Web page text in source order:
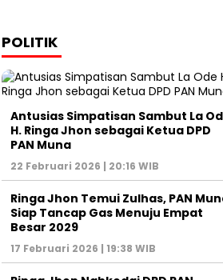
POLITIK
Antusias Simpatisan Sambut La
H. Ringa Jhon sebagai Ketua DPD
PAN Muna
22 Februari 2026 | 20:16 WIB
Ringa Jhon Temui Zulhas, PAN
Siap Tancap Gas Menuju Empat
Besar 2029
17 Februari 2026 | 19:38 WIB